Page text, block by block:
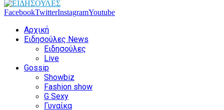
FacebookTwitterInstagramYoutube
Αρχική
Ειδησούλες News
Ειδησούλες
Live
Gossip
Showbiz
Fashion show
G Sexy
Γυναίκα